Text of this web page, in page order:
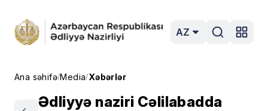
AZ
Ana səhifə/Media/Xəbərlər
Ədliyyə naziri Cəlilabadda